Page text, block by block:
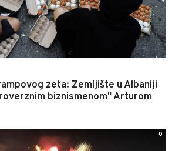
zeta: Zemljište u Albaniji
biznismenom" Arturom
0